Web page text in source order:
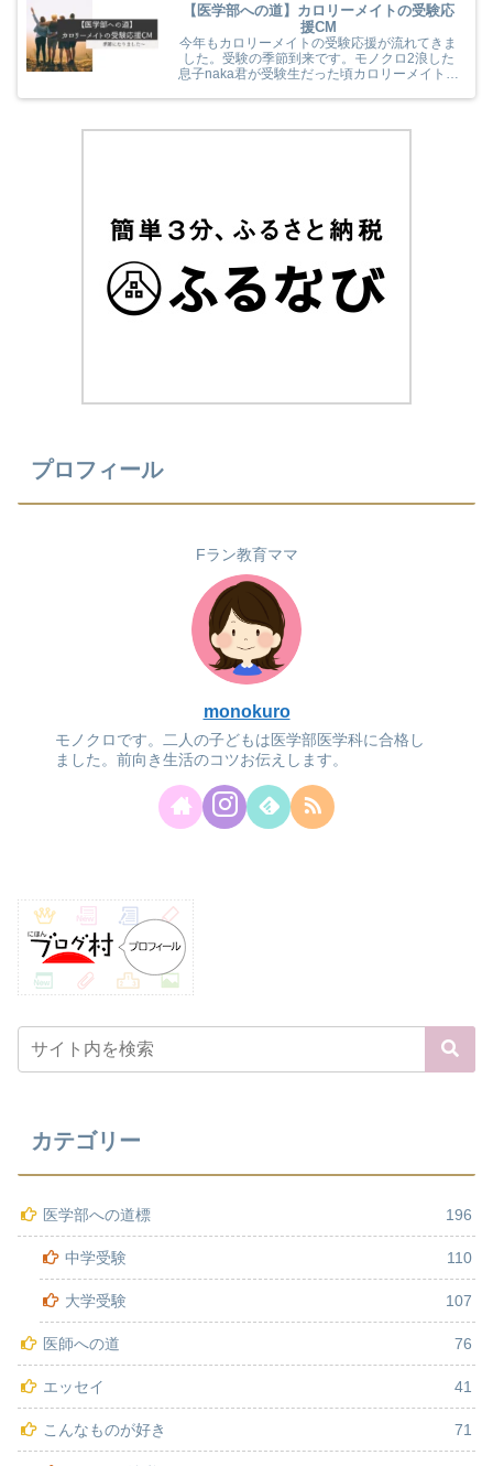
【医学部への道】カロリーメイトの受験応
援CM
今年もカロリーメイトの受験応援が流れてきま
した。受験の季節到来です。モノクロ2浪した
息子naka君が受験生だった頃カロリーメイトの
(^^) 今年のカロリーメイトの受験応援CMも音
プロフィール
Fラン教育ママ
monokuro
モノクロです。二人の子どもは医学部医学科に合格し
ました。前向き生活のコツお伝えします。
カテゴリー
医学部への道標 196
中学受験 110
大学受験 107
医師への道 76
エッセイ 41
こんなものが好き 71